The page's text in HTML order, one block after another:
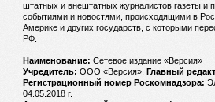
штатных и внештатных журналистов газеты и
событиями и новостями, происходящими в
Америке и других государств, с которыми
РФ.
Наименование: Cетевое издание «Версия»
Учредитель: ООО «Версия», Главный
Регистрационный номер Роскомнадзора:
04.05.2018 г.